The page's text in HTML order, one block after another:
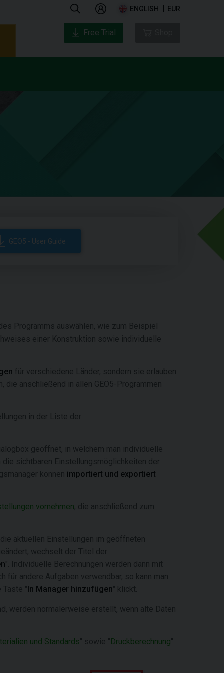
ENGLISH EUR
Free Trial
GEO5 - User Guide
Programms auswählen, wie zum Beispiel
einer Konstruktion sowie individuelle
für verschiedene Länder, sondern sie erlauben
die anschließend in allen GEO5-Programmen
in der Liste der
geöffnet, in welchem man individuelle
die sichtbaren Einstellungsmöglichkeiten der
können importiert und exportiert
vornehmen, die anschließend zum
aktuellen Einstellungen im geöffneten
wechselt der Titel der
". Individuelle Berechnungen werden dann mit
für andere Aufgaben verwendbar, so kann man
Taste "In Manager hinzufügen" klickt.
werden normalerweise erstellt, wenn alte Daten
und Standards" sowie "Druckberechnung"